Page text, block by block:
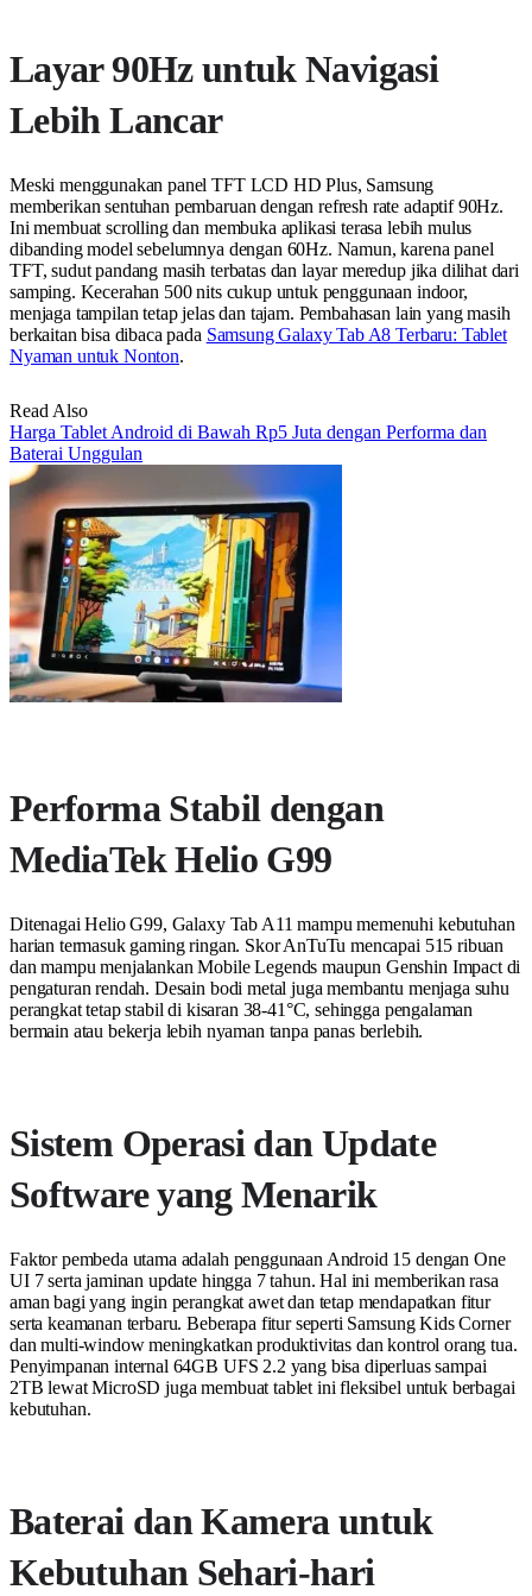
Layar 90Hz untuk Navigasi
Lebih Lancar
Meski menggunakan panel TFT LCD HD Plus, Samsung
memberikan sentuhan pembaruan dengan refresh rate adaptif 90Hz.
Ini membuat scrolling dan membuka aplikasi terasa lebih mulus
dibanding model sebelumnya dengan 60Hz. Namun, karena panel
TFT, sudut pandang masih terbatas dan layar meredup jika dilihat dari
samping. Kecerahan 500 nits cukup untuk penggunaan indoor,
menjaga tampilan tetap jelas dan tajam. Pembahasan lain yang masih
berkaitan bisa dibaca pada Samsung Galaxy Tab A8 Terbaru: Tablet
Nyaman untuk Nonton.
Read Also
Harga Tablet Android di Bawah Rp5 Juta dengan Performa dan
Baterai Unggulan
Performa Stabil dengan
MediaTek Helio G99
Ditenagai Helio G99, Galaxy Tab A11 mampu memenuhi kebutuhan
harian termasuk gaming ringan. Skor AnTuTu mencapai 515 ribuan
dan mampu menjalankan Mobile Legends maupun Genshin Impact di
pengaturan rendah. Desain bodi metal juga membantu menjaga suhu
perangkat tetap stabil di kisaran 38-41°C, sehingga pengalaman
bermain atau bekerja lebih nyaman tanpa panas berlebih.
Sistem Operasi dan Update
Software yang Menarik
Faktor pembeda utama adalah penggunaan Android 15 dengan One
UI 7 serta jaminan update hingga 7 tahun. Hal ini memberikan rasa
aman bagi yang ingin perangkat awet dan tetap mendapatkan fitur
serta keamanan terbaru. Beberapa fitur seperti Samsung Kids Corner
dan multi-window meningkatkan produktivitas dan kontrol orang tua.
Penyimpanan internal 64GB UFS 2.2 yang bisa diperluas sampai
2TB lewat MicroSD juga membuat tablet ini fleksibel untuk berbagai
kebutuhan.
Baterai dan Kamera untuk
Kebutuhan Sehari-hari